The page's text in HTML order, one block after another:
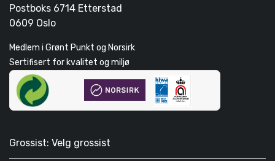
Postboks 6714 Etterstad
0609 Oslo
Medlem i Grønt Punkt og Norsirk
Sertifisert for kvalitet og miljø
Grossist: Velg grossist